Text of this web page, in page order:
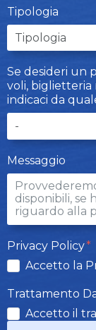
Tipologia
Se desideri un
voli, biglietteria
indicaci da
Messaggio
Privacy Policy
Accetto la
Trattamento
Accetto il